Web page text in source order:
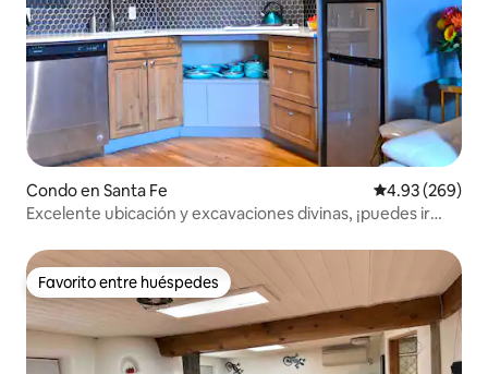
Condo en Santa Fe Calificación
4.93 (269)
Excelente ubicación y excavaciones divinas, ¡puedes ir
Favorito entre huéspedes
Favorito entre huéspedes